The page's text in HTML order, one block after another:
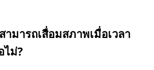
มารถเสื่อมสภาพเมื่อเวลา
ไม่?